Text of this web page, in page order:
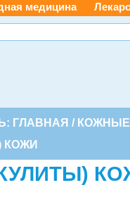
медицина
ГЛАВНАЯ / КОЖНЫЕ
КОЖИ